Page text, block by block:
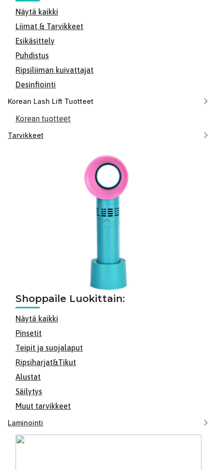
Näytä kaikki
Liimat & Tarvikkeet
Esikäsittely
Puhdistus
Ripsiliiman kuivattajat
Desinfiointi
Korean Lash Lift Tuotteet
Korean tuotteet
Tarvikkeet
Shoppaile Luokittain:
Näytä kaikki
Pinsetit
Teipit ja suojalaput
Ripsiharjat&Tikut
Alustat
Säilytys
Muut tarvikkeet
Laminointi